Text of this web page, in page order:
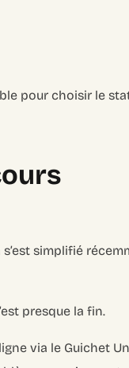
pour choisir le
simplifié
presque la fin.
via le Guichet